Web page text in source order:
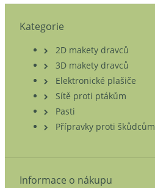
Kategorie
2D makety dravců
3D makety dravců
Elektronické plašiče
Sítě proti ptákům
Pasti
Přípravky proti škůdcům
Informace o nákupu